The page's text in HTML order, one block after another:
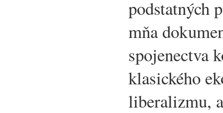
podstatných
mňa
spojenectva
klasického
liberalizmu,